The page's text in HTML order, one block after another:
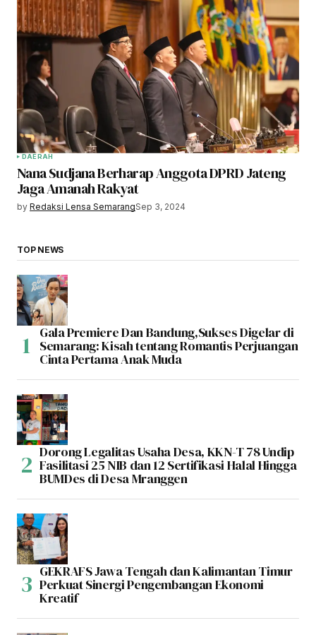
DAERAH
Nana Sudjana Berharap Anggota DPRD Jateng
Jaga Amanah Rakyat
by Redaksi Lensa SemarangSep 3, 2024
TOP NEWS
Gala Premiere Dan Bandung,Sukses Digelar di
Semarang: Kisah tentang Romantis Perjuangan
Cinta Pertama Anak Muda
Dorong Legalitas Usaha Desa, KKN-T 78 Undip
Fasilitasi 25 NIB dan 12 Sertifikasi Halal Hingga
BUMDes di Desa Mranggen
GEKRAFS Jawa Tengah dan Kalimantan Timur
Perkuat Sinergi Pengembangan Ekonomi
Kreatif